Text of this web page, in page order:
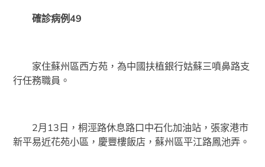
確診病例49
家住蘇州區西方苑，為中國扶植銀行姑蘇三噴鼻路支
行任務職員。
2月13日，桐涇路休息路口中石化加油站，張家港市
新平易近花苑小區，慶豐樓飯店，蘇州區平江路鳳池弄。